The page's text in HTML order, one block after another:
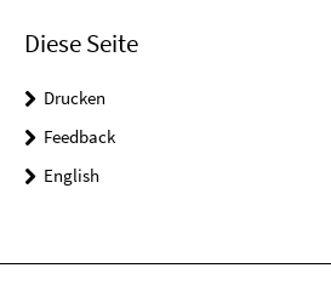
Diese Seite
Drucken
Feedback
English